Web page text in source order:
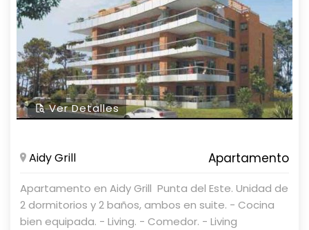
Ver Detalles
Aidy Grill Apartamento
Apartamento en Aidy Grill  Punta del Este. Unidad de
2 dormitorios y 2 baños, ambos en suite. - Cocina
bien equipada. - Living. - Comedor. - Living